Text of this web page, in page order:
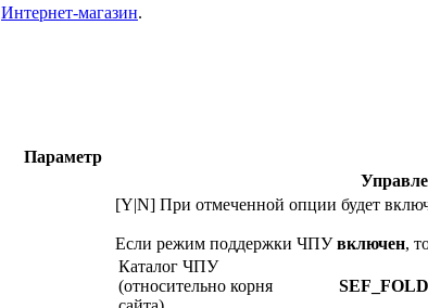
Интернет-магазин.
Параметр
[Y|N] При отмеченной опции будет
Если режим поддержки ЧПУвключен,
Каталог ЧПУ
(относительно корня